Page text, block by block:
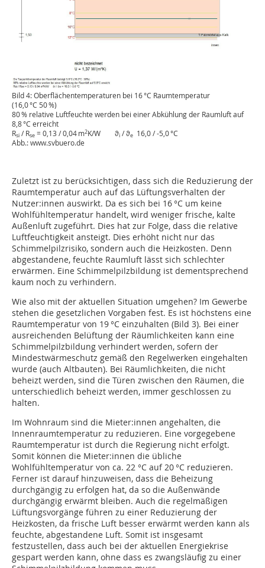
Bild 4: Oberflächentemperaturen bei 16 °C Raumtemperatur
(16,0 °C 50 %)
80 % relative Luftfeuchte werden bei einer Abkühlung der Raumluft auf
8,8 °C erreicht
Rsi / Rse = 0,13 / 0,04 m2K/W ϑi / ϑe 16,0 / -5,0 °C
Abb.: www.svbuero.de
Zuletzt ist zu berücksichtigen, dass sich die Reduzierung der
Raumtemperatur auch auf das Lüftungsverhalten der
Nutzer:innen auswirkt. Da es sich bei 16 °C um keine
Wohlfühltemperatur handelt, wird weniger frische, kalte
Außenluft zugeführt. Dies hat zur Folge, dass die relative
Luftfeuchtigkeit ansteigt. Dies erhöht nicht nur das
Schimmelpilzrisiko, sondern auch die Heizkosten. Denn
abgestandene, feuchte Raumluft lässt sich schlechter
erwärmen. Eine Schimmelpilzbildung ist dementsprechend
kaum noch zu verhindern.
Wie also mit der aktuellen Situation umgehen? Im Gewerbe
stehen die gesetzlichen Vorgaben fest. Es ist höchstens eine
Raumtemperatur von 19 °C einzuhalten (Bild 3). Bei einer
ausreichenden Belüftung der Räumlichkeiten kann eine
Schimmelpilzbildung verhindert werden, sofern der
Mindestwärmeschutz gemäß den Regelwerken eingehalten
wurde (auch Altbauten). Bei Räumlichkeiten, die nicht
beheizt werden, sind die Türen zwischen den Räumen, die
unterschiedlich beheizt werden, immer geschlossen zu
halten.
Im Wohnraum sind die Mieter:innen angehalten, die
Innenraumtemperatur zu reduzieren. Eine vorgegebene
Raumtemperatur ist durch die Regierung nicht erfolgt.
Somit können die Mieter:innen die übliche
Wohlfühltemperatur von ca. 22 °C auf 20 °C reduzieren.
Ferner ist darauf hinzuweisen, dass die Beheizung
durchgängig zu erfolgen hat, da so die Außenwände
durchgängig erwärmt bleiben. Auch die regelmäßigen
Lüftungsvorgänge führen zu einer Reduzierung der
Heizkosten, da frische Luft besser erwärmt werden kann als
feuchte, abgestandene Luft. Somit ist insgesamt
festzustellen, dass auch bei der aktuellen Energiekrise
gespart werden kann, ohne dass es zwangsläufig zu einer